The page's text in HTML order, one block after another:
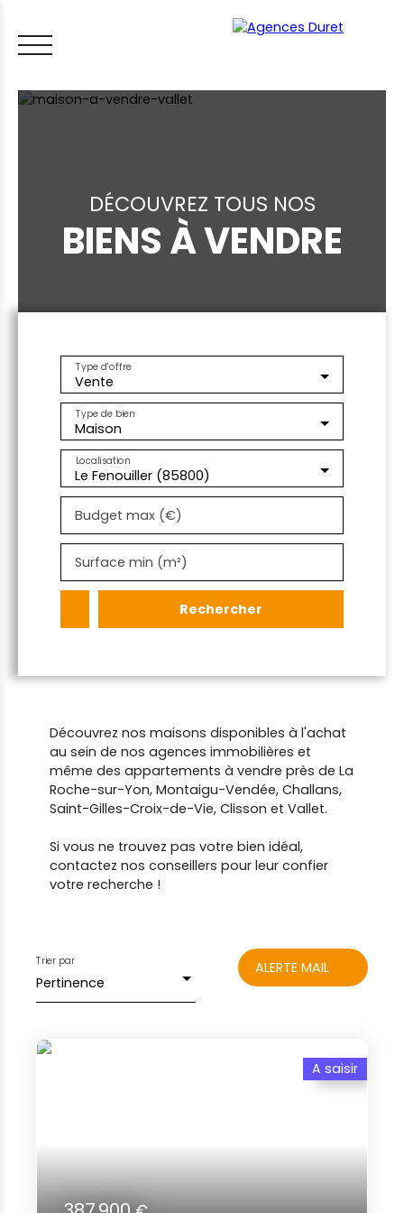
ACHETER VENDRE LOUER FAIRE GÉRER
LES CONSEILS IMMO ESTIMER MON BIEN
DÉCOUVREZ TOUS NOS
BIENS À VENDRE
Vente
Type d'offre
Maison
Type de bien
Le Fenouiller (85800)
Localisation
Budget max (€)
Surface min (m²)
Rechercher
Découvrez nos maisons disponibles à l'achat
au sein de nos agences immobilières et
même des appartements à vendre près de La
Roche-sur-Yon, Montaigu-Vendée, Challans,
Saint-Gilles-Croix-de-Vie, Clisson et Vallet.
Si vous ne trouvez pas votre bien idéal,
contactez nos conseillers pour leur confier
votre recherche !
Pertinence
Trier par ALERTE MAIL
A saisir